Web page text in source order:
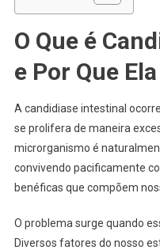
O Que é
e Por Que
A candidiase intestinal
se prolifera de maneira
microrganismo é
convivendo pacificamente
benéficas que compõem
O problema surge quando
Diversos fatores do nosso